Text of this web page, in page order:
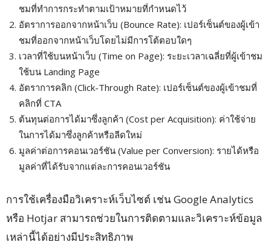
ชมที่ทำการกระทำตามเป้าหมายที่กำหนดไว้
อัตราการออกจากหน้าเว็บ (Bounce Rate): เปอร์เซ็นต์ของผู้เข้า
ชมที่ออกจากหน้าเว็บโดยไม่มีการโต้ตอบใดๆ
เวลาที่ใช้บนหน้าเว็บ (Time on Page): ระยะเวลาเฉลี่ยที่ผู้เข้าชม
ใช้บน Landing Page
อัตราการคลิก (Click-Through Rate): เปอร์เซ็นต์ของผู้เข้าชมที่
คลิกที่ CTA
ต้นทุนต่อการได้มาซึ่งลูกค้า (Cost per Acquisition): ค่าใช้จ่าย
ในการได้มาซึ่งลูกค้าหรือลีดใหม่
มูลค่าต่อการคอนเวอร์ชัน (Value per Conversion): รายได้หรือ
มูลค่าที่ได้รับจากแต่ละการคอนเวอร์ชัน
การใช้เครื่องมือวิเคราะห์เว็บไซต์ เช่น Google Analytics
หรือ Hotjar สามารถช่วยในการติดตามและวิเคราะห์ข้อมูล
เหล่านี้ได้อย่างมีประสิทธิภาพ